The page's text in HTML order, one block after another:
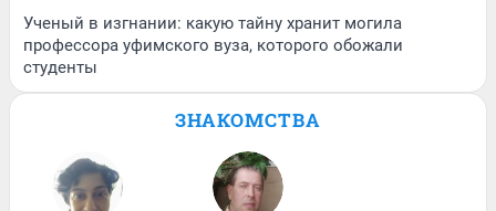
Ученый в изгнании: какую тайну хранит могила
профессора уфимского вуза, которого обожали
студенты
ЗНАКОМСТВА